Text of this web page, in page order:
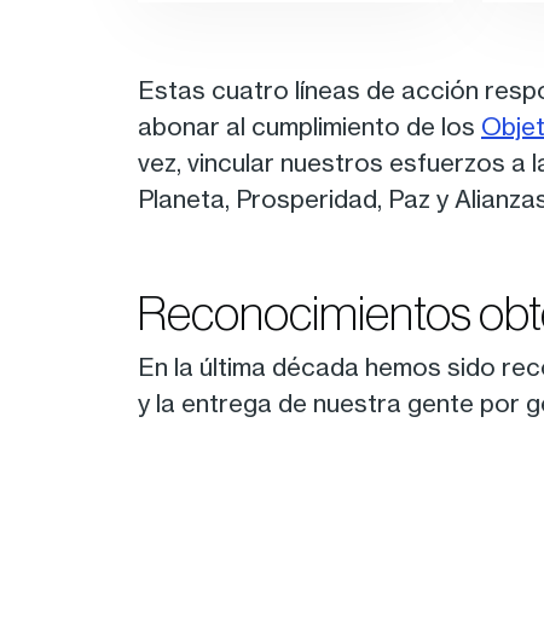
Estas cuatro líneas de acción
abonar al cumplimiento de los
vez, vincular nuestros esfuerzos a
Planeta, Prosperidad, Paz y
Reconocimientos
En la última década hemos sido
y la entrega de nuestra gente por